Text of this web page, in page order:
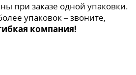
при заказе одной упаковки.
упаковок – звоните,
компания!